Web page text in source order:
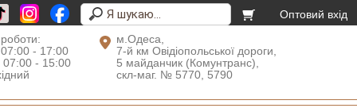
Оптовий вхід
- 17:00
07:00 - 15:00
м.Одеса,
7-й км Овідіопольської дороги,
5 майданчик (Комунтранс),
скл-маг. № 5770, 5790